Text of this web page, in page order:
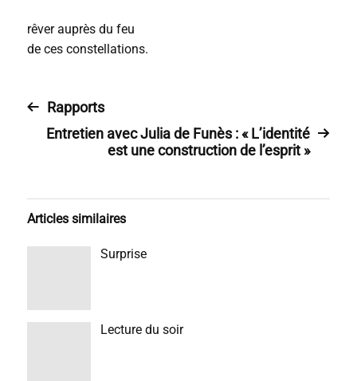
rêver auprès du feu
de ces constellations.
Rapports
Entretien avec Julia de Funès : « L’identité
est une construction de l’esprit »
Articles similaires
Surprise
Lecture du soir